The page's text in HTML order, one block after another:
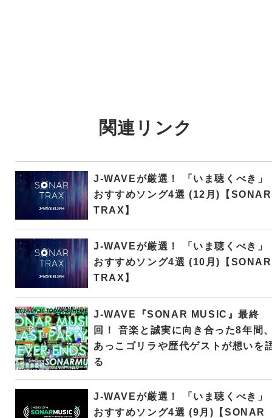
関連リンク
J-WAVEが厳選！ 「いま聴くべき」
おすすめソング4選 (12月)【SONAR
TRAX】
J-WAVEが厳選！ 「いま聴くべき」
おすすめソング4選 (10月)【SONAR
TRAX】
J-WAVE『SONAR MUSIC』最終
回！ 音楽と誠実に向き合った8年間
あっこゴリラや歴代ゲストが想いを
る
J-WAVEが厳選！ 「いま聴くべき」
おすすめソング4選 (9月)【SONAR